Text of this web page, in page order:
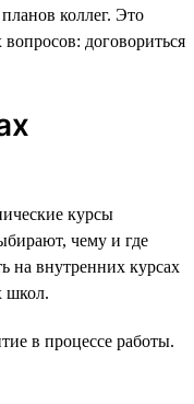
коллег. Это
договориться
курсы
чему и где
на внутренних курсах
школ.
в процессе работы.